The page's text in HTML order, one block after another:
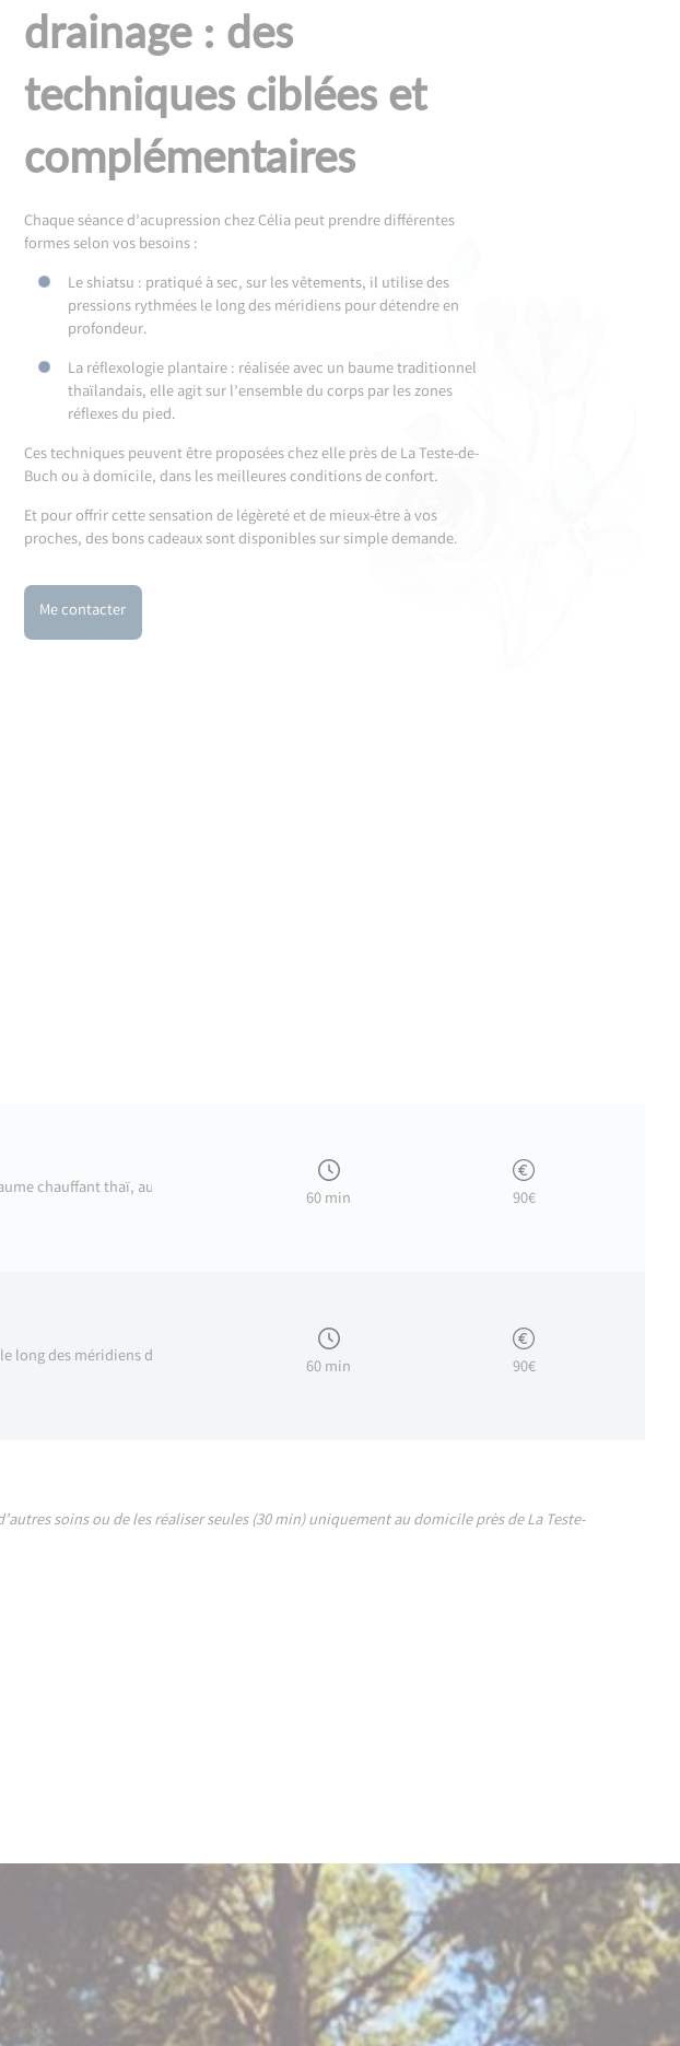
drainage : des
techniques ciblées et
complémentaires
Chaque séance d’acupression chez Célia peut prendre différentes
formes selon vos besoins :
Le shiatsu : pratiqué à sec, sur les vêtements, il utilise des
pressions rythmées le long des méridiens pour détendre en
profondeur.
La réflexologie plantaire : réalisée avec un baume traditionnel
thaïlandais, elle agit sur l’ensemble du corps par les zones
réflexes du pied.
Ces techniques peuvent être proposées chez elle près de La Teste-de-
Buch ou à domicile, dans les meilleures conditions de confort.
Et pour offrir cette sensation de légèreté et de mieux-être à vos
proches, des bons cadeaux sont disponibles sur simple demande.
Me contacter
chauffant thaï, aux senteurs vivifiantes de camphre, menthol et eucalyptus. Par la
60 min 90€
des méridiens d’énergie. Ce soin vise à rétablir la circulation harmonieuse de l’énergie
60 min 90€
soins ou de les réaliser seules (30 min) uniquement au domicile près de La Teste-